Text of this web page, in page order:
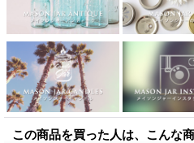
この商品を買った人は、こんな